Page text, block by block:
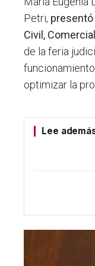
Petri, presentó
Civil,
de la feria
optimizar la
Lee